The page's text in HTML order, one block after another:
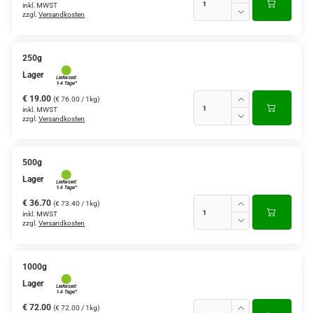
Aromatisierter Grüntee
Früchtetee
inkl. MWST
zzgl. Versandkosten
250g
Lager
€ 19.00 (€ 76.00 / 1kg)
inkl. MWST
zzgl. Versandkosten
500g
Lager
€ 36.70 (€ 73.40 / 1kg)
inkl. MWST
zzgl. Versandkosten
1000g
Lager
€ 72.00 (€ 72.00 / 1kg)